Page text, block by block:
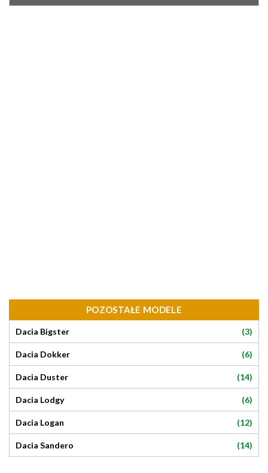
POZOSTAŁE MODELE
Dacia Bigster (3)
Dacia Dokker (6)
Dacia Duster (14)
Dacia Lodgy (6)
Dacia Logan (12)
Dacia Sandero (14)